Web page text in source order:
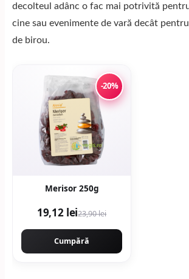
decolteul adânc o fac mai potrivită
cine sau evenimente de vară decât
de birou.
-20%
Merisor 250g
19,12 lei23,90 lei
Cumpără